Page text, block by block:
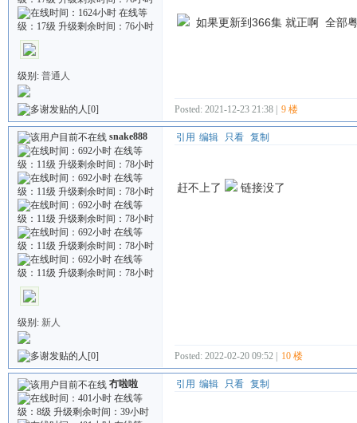
级别: 普通人
[0]
如果更新到366集 就正啊 全部
Posted: 2021-12-23 21:38 | 9 楼
snake888
级别: 新人
[0]
引用 编辑 只看 复制
赶不上了 链接没了
Posted: 2022-02-20 09:52 | 10 楼
冇啦啦 引用 编辑 只看 复制